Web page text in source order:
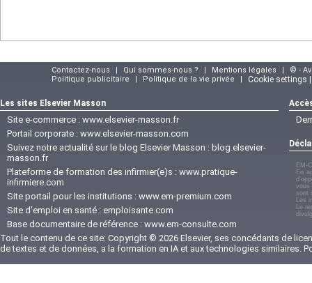
Contactez-nous Qui sommes-nous ? Mentions légales
© -
Politique publicitaire
Politique de la vie privée Cookie settings
Les sites Elsevier Masson
Site e-commerce : www.elsevier-masson.fr
Portail corporate : www.elsevier-masson.com
Suivez notre actualité sur le blog Elsevier Masson : blog.elsevier-
masson.fr
Plateforme de formation des infirmier(e)s : www.pratique-
infirmiere.com
Site portail pour les institutions : www.em-premium.com
Site d'emploi en santé : emploisante.com
Base documentaire de référence : www.em-consulte.com
EM-
En
vous
sont
Les
Le
Tout le contenu de ce site: Copyright © 2026 Elsevier, ses concédants de
de textes et de données, a la formation en IA et aux technologies similaires.